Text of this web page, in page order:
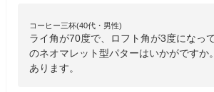
コーヒー三杯(40代・男性)
ライ角が70度で、ロフト角が3度になっ
のネオマレット型パターはいかがですか
あります。